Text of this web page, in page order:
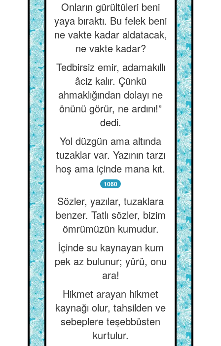
Onların gürültüleri beni
yaya bıraktı. Bu felek beni
ne vakte kadar aldatacak,
ne vakte kadar?
Tedbirsiz emir, adamakıllı
âciz kalır. Çünkü
ahmaklığından dolayı ne
önünü görür, ne ardını!”
dedi.
Yol düzgün ama altında
tuzaklar var. Yazının tarzı
hoş ama içinde mana kıt.
1060
Sözler, yazılar, tuzaklara
benzer. Tatlı sözler, bizim
ömrümüzün kumudur.
İçinde su kaynayan kum
pek az bulunur; yürü, onu
ara!
Hikmet arayan hikmet
kaynağı olur, tahsilden ve
sebeplere teşebbüsten
kurtulur.